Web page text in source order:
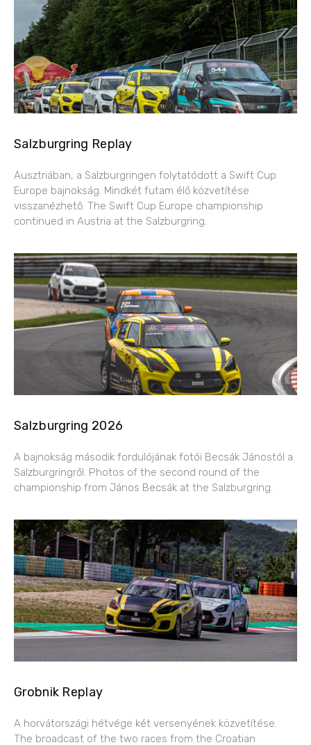
Salzburgring Replay
Ausztriában, a Salzburgringen folytatódott a Swift Cup
Europe bajnokság. Mindkét futam élő közvetítése
visszanézhető. The Swift Cup Europe championship
continued in Austria at the Salzburgring.
Salzburgring 2026
A bajnokság második fordulójának fotói Becsák Jánostól a
Salzburgringről. Photos of the second round of the
championship from János Becsák at the Salzburgring.
Grobnik Replay
A horvátországi hétvége két versenyének közvetítése.
The broadcast of the two races from the Croatian